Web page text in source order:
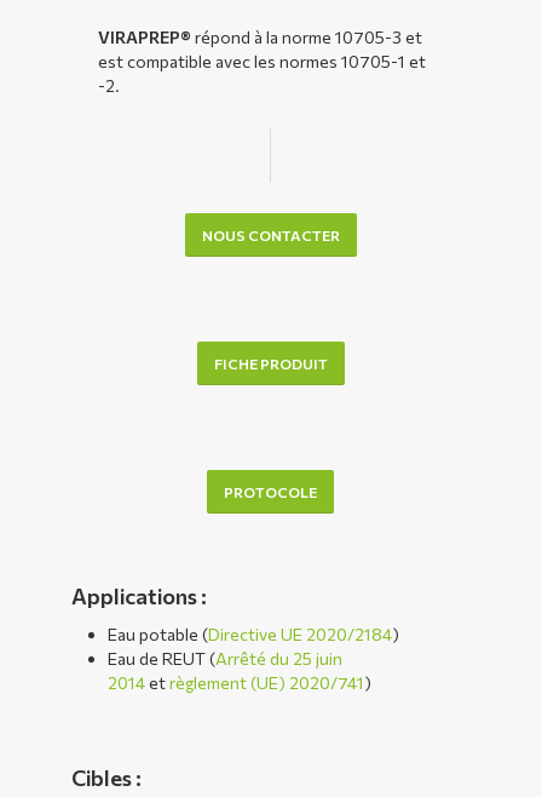
VIRAPREP®répond à la norme 10705-3 et
est compatible avec les normes 10705-1 et
-2.
NOUS CONTACTER
FICHE PRODUIT
PROTOCOLE
Applications:
Eau potable (Directive UE 2020/2184)
Eau de REUT (Arrêté du 25 juin
2014etrèglement (UE) 2020/741)
Cibles :